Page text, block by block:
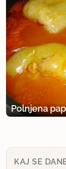
Polnjena
KAJ SE